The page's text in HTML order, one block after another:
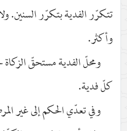
تتكرّر الفدية بتكرّر السنين.
وأكثر.
ومحلّ الفدية مستحقّ
كلّ فدية.
وفي تعدّي الحكم إلى غير